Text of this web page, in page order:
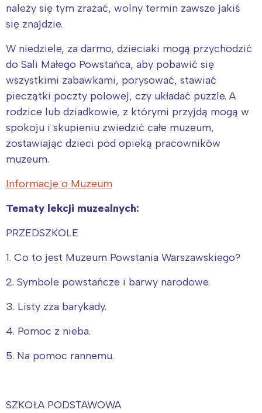
należy się tym zrażać, wolny termin zawsze jakiś
się znajdzie.
W niedziele, za darmo, dzieciaki mogą przychodzić
do Sali Małego Powstańca, aby pobawić się
wszystkimi zabawkami, porysować, stawiać
pieczątki poczty polowej, czy układać puzzle. A
rodzice lub dziadkowie, z którymi przyjdą mogą w
spokoju i skupieniu zwiedzić całe muzeum,
zostawiając dzieci pod opieką pracowników
muzeum.
Informacje o Muzeum
Tematy lekcji muzealnych:
PRZEDSZKOLE
1. Co to jest Muzeum Powstania Warszawskiego?
2. Symbole powstańcze i barwy narodowe.
3. Listy zza barykady.
4. Pomoc z nieba.
5. Na pomoc rannemu.
SZKOŁA PODSTAWOWA